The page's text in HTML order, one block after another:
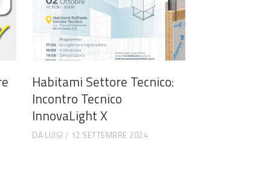
Habitami Settore Tecnico:
Incontro Tecnico
InnovaLight X
DA LUIGI 12 SETTEMBRE 2024